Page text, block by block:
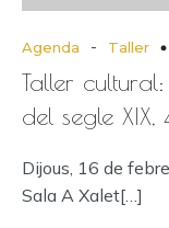
Agenda - Taller
Taller
del segle XIX,
Dijous, 16 de
Sala A Xalet[…]